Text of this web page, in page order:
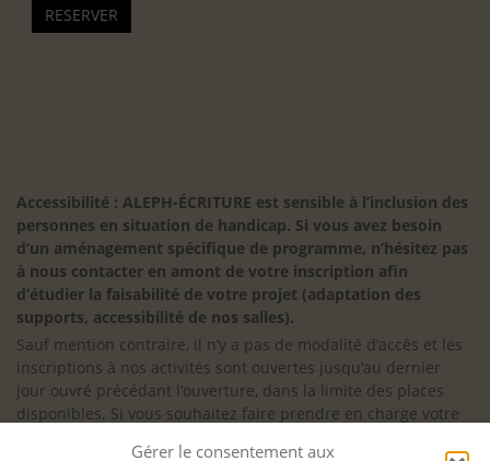
Gérer le consentement aux
Accessibilité : ALEPH-ÉCRITURE est sensible à l’inclusion des
personnes en situation de handicap. Si vous avez besoin
d’un aménagement spécifique de programme, n’hésitez pas
à nous contacter en amont de votre inscription afin
d’étudier la faisabilité de votre projet (adaptation des
supports, accessibilité de nos salles).
Sauf mention contraire, il n’y a pas de modalité d’accès et les
inscriptions à nos activités sont ouvertes jusqu’au dernier
jour ouvré précédant l’ouverture, dans la limite des places
disponibles. Si vous souhaitez faire prendre en charge votre